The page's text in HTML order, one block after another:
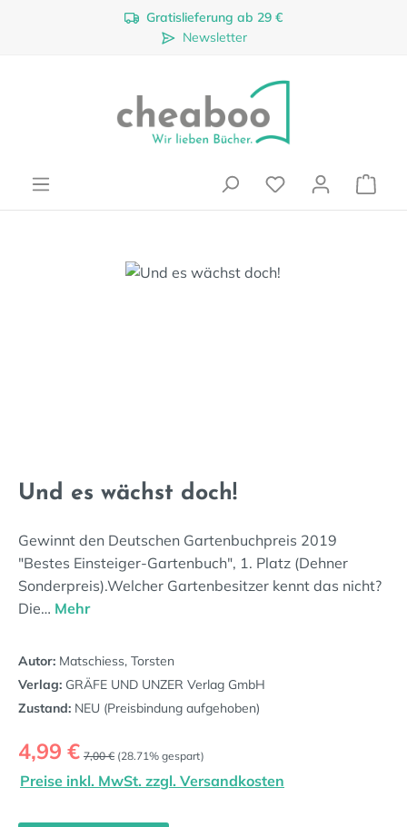
Zum Hauptinhalt springenGratislieferung ab 29 €
Newsletter
Bildergalerie überspringen
Und es wächst doch!
Gewinnt den Deutschen Gartenbuchpreis 2019
"Bestes Einsteiger-Gartenbuch", 1. Platz (Dehner
Sonderpreis).Welcher Gartenbesitzer kennt das nicht?
Die… Mehr
Autor: Matschiess, Torsten
Verlag: GRÄFE UND UNZER Verlag GmbH
Zustand: NEU (Preisbindung aufgehoben)
Verkaufspreis:
4,99 € Regulärer Preis:
7,00 € (28.71% gespart)
Preise inkl. MwSt. zzgl. Versandkosten